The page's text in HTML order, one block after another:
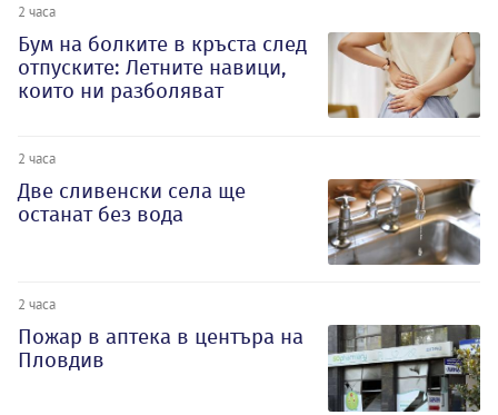
2 часа
Бум на болките в кръста след
отпуските: Летните навици,
които ни разболяват
2 часа
Две сливенски села ще
останат без вода
2 часа
Пожар в аптека в центъра на
Пловдив